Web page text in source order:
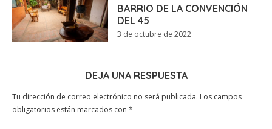
BARRIO DE LA CONVENCIÓN
DEL 45
3 de octubre de 2022
DEJA UNA RESPUESTA
Tu dirección de correo electrónico no será publicada. Los campos
obligatorios están marcados con *